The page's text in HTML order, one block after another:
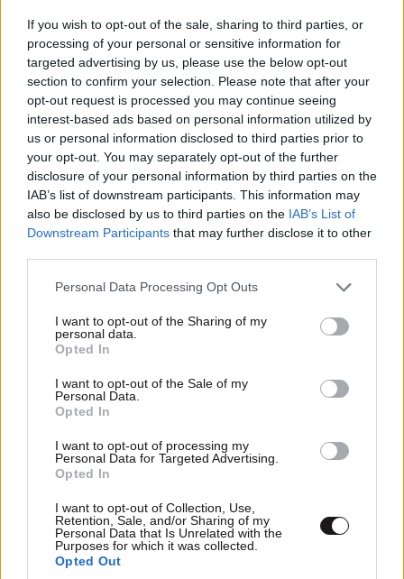
If you wish to opt-out of the sale, sharing to third parties, or
processing of your personal or sensitive information for
targeted advertising by us, please use the below opt-out
section to confirm your selection. Please note that after your
opt-out request is processed you may continue seeing
interest-based ads based on personal information utilized by
us or personal information disclosed to third parties prior to
your opt-out. You may separately opt-out of the further
disclosure of your personal information by third parties on the
IAB’s list of downstream participants. This information may
also be disclosed by us to third parties on the IAB’s List of
Downstream Participants that may further disclose it to other
Please note that this website/app uses one or more Google
not limited to your visit or usage behaviour. You may click to
grant or deny consent to Google and its third-party tags to
use your data for below specified purposes in below Google
consent section.
Personal Data Processing Opt Outs
I want to opt-out of the Sharing of my
personal data.
Opted In
I want to opt-out of the Sale of my
Personal Data.
Opted In
I want to opt-out of processing my
Personal Data for Targeted Advertising.
Opted In
I want to opt-out of Collection, Use,
Retention, Sale, and/or Sharing of my
Personal Data that Is Unrelated with the
Purposes for which it was collected.
Opted Out
TRENDING
Ποιοι φορολογούμενοι θα λάβουν email ή
τηλεφώνημα από την ΑΑΔΕ για φορολογικές
εκκρεμότητες